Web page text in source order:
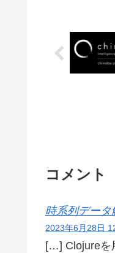
コメント
時系列デー
2023年6月28日
[…] Clojureを